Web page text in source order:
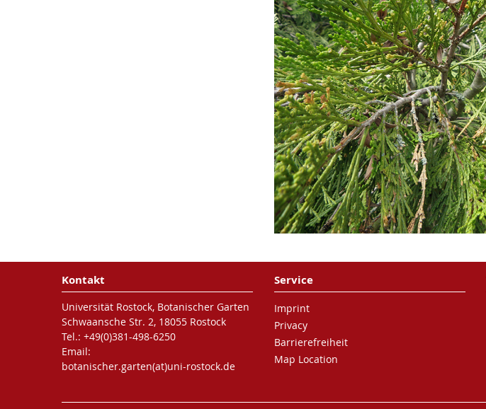
Kontakt
Universität Rostock, Botanischer Garten
Schwaansche Str. 2, 18055 Rostock
Tel.: +49(0)381-498-6250
Email:
botanischer.garten(at)uni-rostock.de
Service
Imprint
Privacy
Barrierefreiheit
Map Location